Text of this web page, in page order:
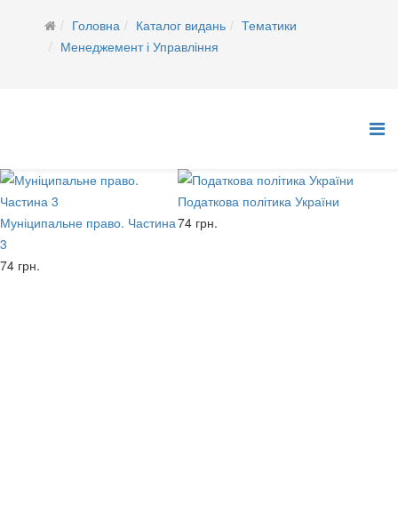
Головна Каталог видань
Тематики
Менеджемент і Управління
Муніципальне право. Частина
3
74 грн.
Податкова політика України
74 грн.